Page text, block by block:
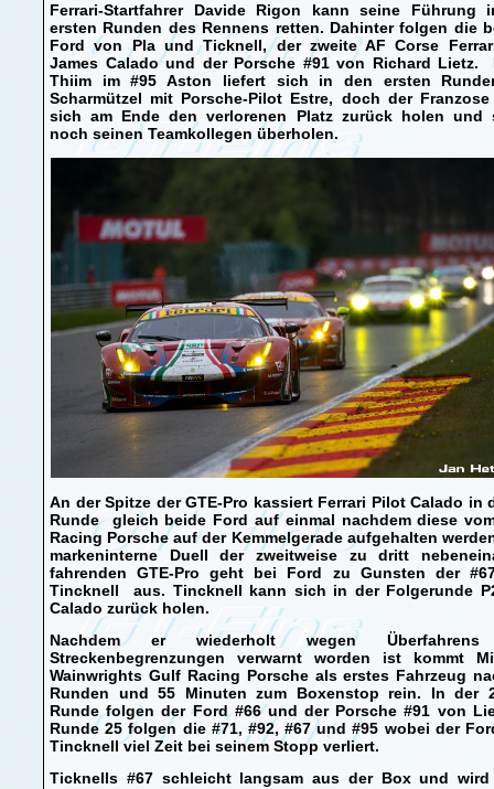
Ferrari-Startfahrer Davide Rigon kann seine Führung
ersten Runden des Rennens retten. Dahinter folgen die
Ford von Pla und Ticknell, der zweite AF Corse
James Calado und der Porsche #91 von Richard Lietz.
Thiim im #95 Aston liefert sich in den ersten
Scharmützel mit Porsche-Pilot Estre, doch der
sich am Ende den verlorenen Platz zurück holen und
noch seinen Teamkollegen überholen.
An der Spitze der GTE-Pro kassiert Ferrari Pilot Calado in
Runde gleich beide Ford auf einmal nachdem diese
Racing Porsche auf der Kemmelgerade aufgehalten
markeninterne Duell der zweitweise zu dritt
fahrenden GTE-Pro geht bei Ford zu Gunsten der
Tincknell aus. Tincknell kann sich in der Folgerunde
Calado zurück holen.
Nachdem er wiederholt wegen
Streckenbegrenzungen verwarnt worden ist kommt
Wainwrights Gulf Racing Porsche als erstes Fahrzeug
Runden und 55 Minuten zum Boxenstop rein. In der
Runde folgen der Ford #66 und der Porsche #91 von
Runde 25 folgen die #71, #92, #67 und #95 wobei der
Tincknell viel Zeit bei seinem Stopp verliert.
Ticknells #67 schleicht langsam aus der Box und wird